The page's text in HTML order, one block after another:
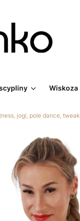
Wiskoza
jogi, pole dance, tweak